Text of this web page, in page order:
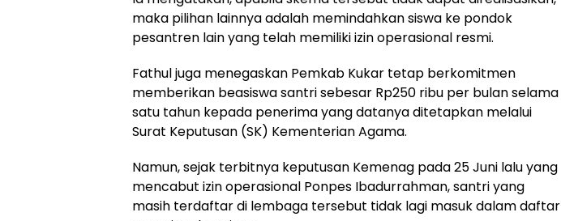
maka pilihan lainnya adalah memindahkan siswa ke pondok
pesantren lain yang telah memiliki izin operasional resmi.
Fathul juga menegaskan Pemkab Kukar tetap berkomitmen
memberikan beasiswa santri sebesar Rp250 ribu per bulan selama
satu tahun kepada penerima yang datanya ditetapkan melalui
Surat Keputusan (SK) Kementerian Agama.
Namun, sejak terbitnya keputusan Kemenag pada 25 Juni lalu yang
mencabut izin operasional Ponpes Ibadurrahman, santri yang
masih terdaftar di lembaga tersebut tidak lagi masuk dalam daftar